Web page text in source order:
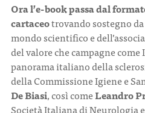
Ora l’e-book passa dal
cartaceotrovando sostegno
mondo scientifico e
del valore che campagne
panorama italiano della
della Commissione Igiene e
De Biasi, così comeLeandro
Società Italiana di Neurologia e